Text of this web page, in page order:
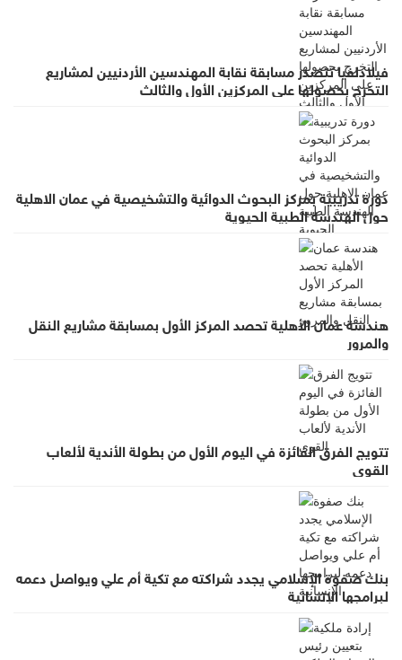
فيلادلفيا تتصدر مسابقة نقابة المهندسين الأردنيين لمشاريع
التخرج بحصولها على المركزين الأول والثالث
دورة تدريبية بمركز البحوث الدوائية والتشخيصية في عمان الاهلية
حول الهندسة الطبية الحيوية
هندسة عمان الأهلية تحصد المركز الأول بمسابقة مشاريع النقل
والمرور
تتويج الفرق الفائزة في اليوم الأول من بطولة الأندية لألعاب
القوى
بنك صفوة الإسلامي يجدد شراكته مع تكية أم علي ويواصل دعمه
لبرامجها الإنسانية